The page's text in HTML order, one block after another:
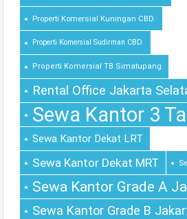
Properti Komersial Kuningan CBD.
Properti Komersial Sudirman CBD.
Properti Komersial TB Simatupang
Rental Office Jakarta
Sewa Kantor 3
Sewa Kantor Dekat LRT
Sewa Kantor Dekat MRT
Sewa Kantor Grade A
Sewa Kantor Grade B